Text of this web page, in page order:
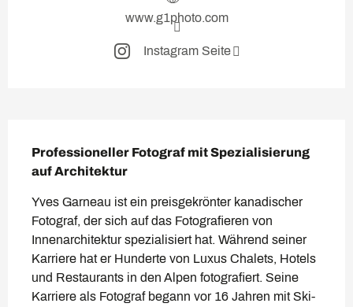
www.g1photo.com
Instagram Seite
Professioneller Fotograf mit Spezialisierung
auf Architektur
Yves Garneau ist ein preisgekrönter kanadischer
Fotograf, der sich auf das Fotografieren von
Innenarchitektur spezialisiert hat. Während seiner
Karriere hat er Hunderte von Luxus Chalets, Hotels
und Restaurants in den Alpen fotografiert. Seine
Karriere als Fotograf begann vor 16 Jahren mit Ski-